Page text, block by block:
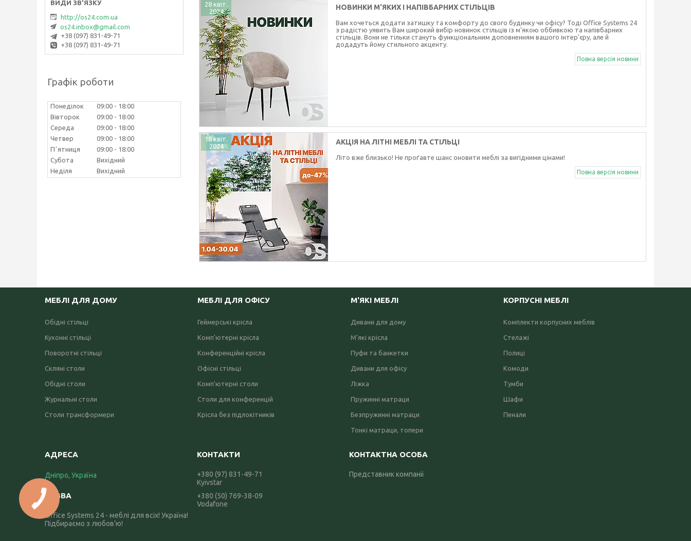
28 квіт.
2024
НОВИНКИ М'ЯКИХ І НАПІВБАРНИХ СТІЛЬЦІВ
Вам хочеться додати затишку та комфорту до свого будинку чи офісу? Тоді Office Systems 24
з радістю уявить Вам широкий вибір новинок стільців із м'якою оббивкою та напівбарних
стільців. Вони не тільки стануть функціональним доповненням вашого інтер'єру, але й
додадуть йому стильного акценту.
Повна версія новини
18 квіт.
2024
АКЦІЯ НА ЛІТНІ МЕБЛІ ТА СТІЛЬЦІ
Літо вже близько! Не проґавте шанс оновити меблі за вигідними цінами!
Повна версія новини
http://os24.com.ua
os24.inbox@gmail.com
+38 (097) 831-49-71
+38 (097) 831-49-71
Графік роботи
Понеділок 09:00
18:00
Вівторок
09:00
18:00
Середа
09:00
18:00
Четвер
09:00
18:00
Пʼятниця
09:00
18:00
Субота
Вихідний
Неділя
Вихідний
МЕБЛІ ДЛЯ ДОМУ
Обідні стільці
Кухонні стільці
Поворотні стільці
Скляні столи
Обідні столи
Журнальні столи
Столи трансформери
МЕБЛІ ДЛЯ ОФІСУ
Геймерські крісла
Комп'ютерні крісла
Конференційні крісла
Офісні стільці
Комп'ютерні столи
Столи для конференцій
Крісла без підлокітників
М'ЯКІ МЕБЛІ
Дивани для дому
М'які крісла
Пуфи та банкетки
Дивани для офісу
Ліжка
Пружинні матраци
Безпружинні матраци
Тонкі матраци, топери
КОРПУСНІ МЕБЛІ
Комплекти корпусних меблів
Стелажі
Полиці
Комоди
Тумби
Шафи
Пенали
Дніпро, Україна
Office Systems 24 - меблі для всіх! Україна!
Підбираємо з любов'ю!
+380 (97) 831-49-71
Kyivstar
+380 (50) 769-38-09
Vodafone
Представник компанії